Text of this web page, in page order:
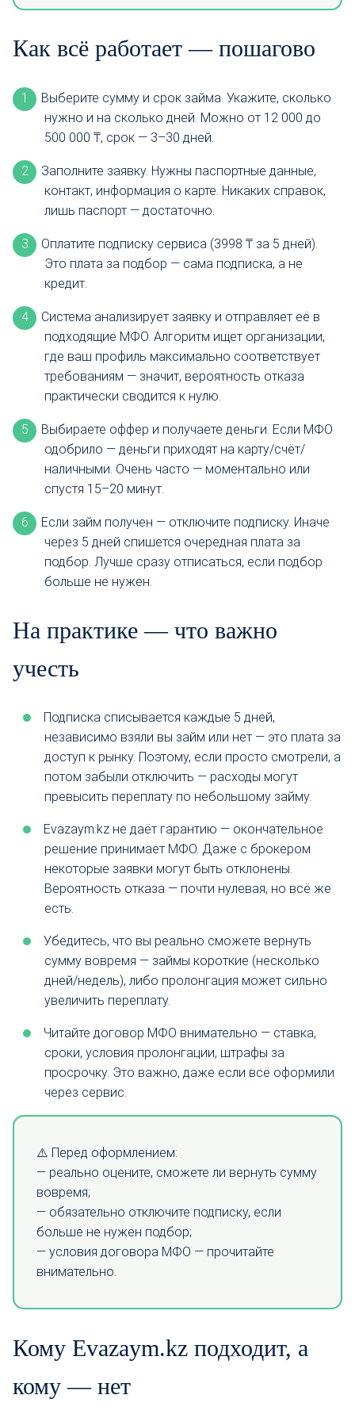
Как всё работает — пошагово
Выберите сумму и срок займа. Укажите, сколько
нужно и на сколько дней. Можно от 12 000 до
500 000 ₸, срок — 3–30 дней.
Заполните заявку. Нужны паспортные данные,
контакт, информация о карте. Никаких справок,
лишь паспорт — достаточно.
Оплатите подписку сервиса (3998 ₸ за 5 дней).
Это плата за подбор — сама подписка, а не
кредит.
Система анализирует заявку и отправляет её в
подходящие МФО. Алгоритм ищет организации,
где ваш профиль максимально соответствует
требованиям — значит, вероятность отказа
практически сводится к нулю.
Выбираете оффер и получаете деньги. Если МФО
одобрило — деньги приходят на карту/счёт/
наличными. Очень часто — моментально или
спустя 15–20 минут.
Если займ получен — отключите подписку. Иначе
через 5 дней спишется очередная плата за
подбор. Лучше сразу отписаться, если подбор
больше не нужен.
На практике — что важно
учесть
Подписка списывается каждые 5 дней,
независимо взяли вы займ или нет — это плата за
доступ к рынку. Поэтому, если просто смотрели, а
потом забыли отключить — расходы могут
превысить переплату по небольшому займу.
Evazaym.kz не даёт гарантию — окончательное
решение принимает МФО. Даже с брокером
некоторые заявки могут быть отклонены.
Вероятность отказа — почти нулевая, но всё же
есть.
Убедитесь, что вы реально сможете вернуть
сумму вовремя — займы короткие (несколько
дней/недель), либо пролонгация может сильно
увеличить переплату.
Читайте договор МФО внимательно — ставка,
сроки, условия пролонгации, штрафы за
просрочку. Это важно, даже если всё оформили
через сервис.
⚠️ Перед оформлением:
— реально оцените, сможете ли вернуть сумму
вовремя;
— обязательно отключите подписку, если
больше не нужен подбор;
— условия договора МФО — прочитайте
внимательно.
Кому Evazaym.kz подходит, а
кому — нет